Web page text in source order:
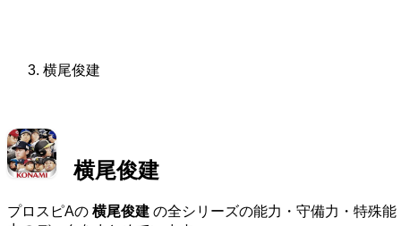
横尾俊建
横尾俊建
プロスピAの 横尾俊建 の全シリーズの能力・守備力・特殊能